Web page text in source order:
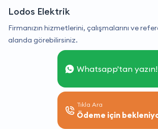
Lodos Elektrik
Firmanızın hizmetlerini, çalışmalarını ve
alanda görebilirsiniz.
Whatsapp'tan yazın!
Tıkla Ara
Ödeme için